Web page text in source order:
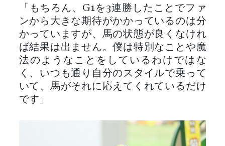
「もちろん、G1を3連勝したことでファ
ンから大きな期待がかかっているのは分
かっていますが、馬の状態が良くなけれ
ば結果は出ません。僕は特別なことや魔
法のようなことをしているわけではな
く、いつも通り自分のスタイルで乗って
いて、馬がそれに応えてくれているだけ
です」